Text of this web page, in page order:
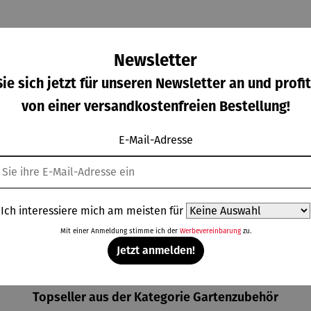
ch &
Hocker |
Teakholz –
Dunham
Durchschnittliche Bewertung von
Beistelltis
ch |
Teakholz –
Devon
ch aus
3er Set
UVP129,00 €
Topseller aus der Kategorie Gartenzubehör
Newsletter
sich jetzt für unseren Newsletter an und
von einer versandkostenfreien Bestellung!
E-Mail-Adresse
Ich interessiere mich am meisten für
Mit einer Anmeldung stimme ich der Werbevereinbarungzu.
Jetzt anmelden!